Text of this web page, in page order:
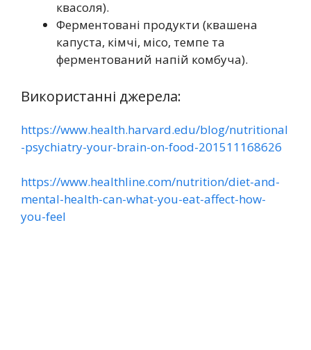
квасоля).
Ферментовані продукти (квашена
капуста, кімчі, місо, темпе та
ферментований напій комбуча).
Використанні джерела:
https://www.health.harvard.edu/blog/nutritional
-psychiatry-your-brain-on-food-201511168626
https://www.healthline.com/nutrition/diet-and-
mental-health-can-what-you-eat-affect-how-
you-feel